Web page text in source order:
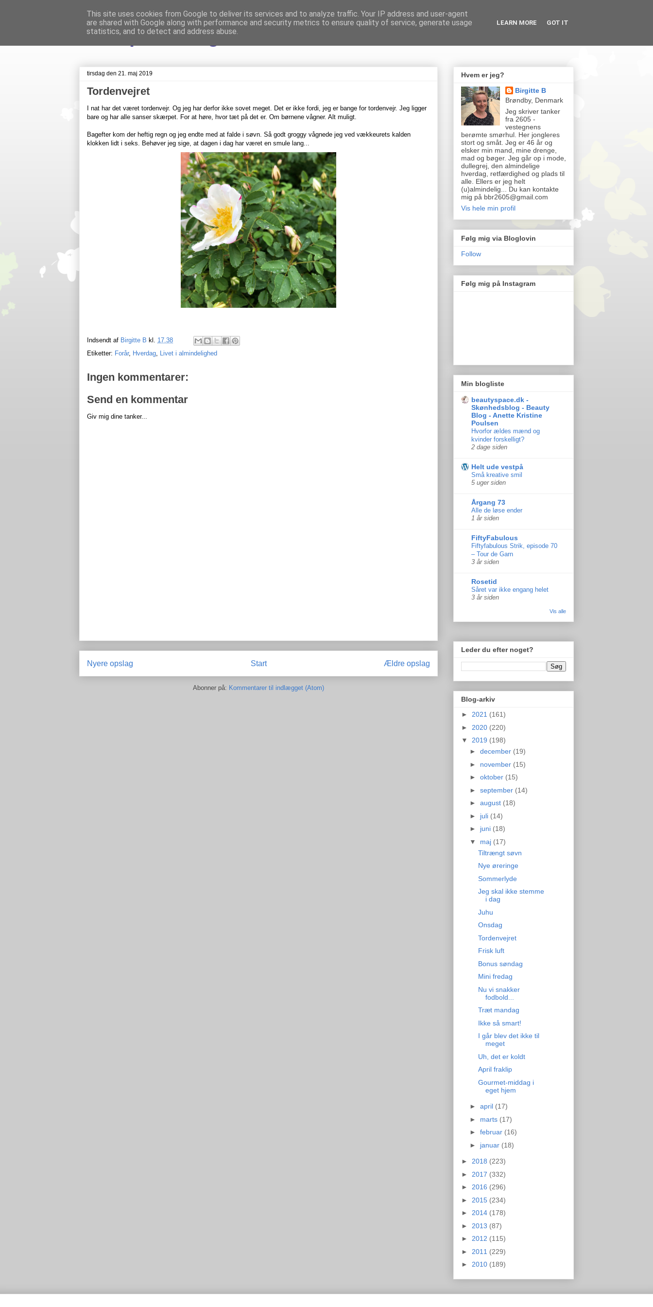
Livet på Vestegnen
tirsdag den 21. maj 2019
Tordenvejret
I nat har det været tordenvejr. Og jeg har derfor ikke sovet meget. Det er ikke fordi, jeg er bange for tordenvejr. Jeg ligger
bare og har alle sanser skærpet. For at høre, hvor tæt på det er. Om børnene vågner. Alt muligt.
Bagefter kom der heftig regn og jeg endte med at falde i søvn. Så godt groggy vågnede jeg ved vækkeurets kalden
klokken lidt i seks. Behøver jeg sige, at dagen i dag har været en smule lang...
Indsendt af Birgitte B kl. 17.38
Etiketter: Forår, Hverdag, Livet i almindelighed
Ingen kommentarer:
Send en kommentar
Giv mig dine tanker...
Nyere opslag Ældre opslag
Start
Abonner på: Kommentarer til indlægget (Atom)
Hvem er jeg?
Birgitte B
Brøndby, Denmark
Jeg skriver tanker
fra 2605 -
vestegnens
berømte smørhul. Her jongleres
stort og småt. Jeg er 46 år og
elsker min mand, mine drenge,
mad og bøger. Jeg går op i mode,
dullegrej, den almindelige
hverdag, retfærdighed og plads til
alle. Ellers er jeg helt
(u)almindelig... Du kan kontakte
mig på bbr2605@gmail.com
Vis hele min profil
Følg mig via Bloglovin
Follow
Følg mig på Instagram
Min blogliste
beautyspace.dk -
Skønhedsblog - Beauty
Blog - Anette Kristine
Poulsen
Hvorfor ældes mænd og
kvinder forskelligt?
2 dage siden
Helt ude vestpå
Små kreative smil
5 uger siden
Årgang 73
Alle de løse ender
1 år siden
FiftyFabulous
Fiftyfabulous Strik, episode 70
– Tour de Garn
3 år siden
Rosetid
Såret var ikke engang helet
3 år siden
Vis alle
Leder du efter noget?
Blog-arkiv
► 2021 (161)
► 2020 (220)
▼ 2019 (198)
► december (19)
► november (15)
► oktober (15)
► september (14)
► august (18)
► juli (14)
► juni (18)
▼ maj (17)
Tiltrængt søvn
Nye øreringe
Sommerlyde
Jeg skal ikke stemme
i dag
Juhu
Onsdag
Tordenvejret
Frisk luft
Bonus søndag
Mini fredag
Nu vi snakker
fodbold...
Træt mandag
Ikke så smart!
I går blev det ikke til
meget
Uh, det er koldt
April fraklip
Gourmet-middag i
eget hjem
► april (17)
► marts (17)
► februar (16)
► januar (18)
► 2018 (223)
► 2017 (332)
► 2016 (296)
► 2015 (234)
► 2014 (178)
► 2013 (87)
► 2012 (115)
► 2011 (229)
► 2010 (189)
This site uses cookies from Google to deliver its services and to analyze traffic. Your IP address and user-agent
are shared with Google along with performance and security metrics to ensure quality of service, generate usage
statistics, and to detect and address abuse.
LEARN MORE GOT IT